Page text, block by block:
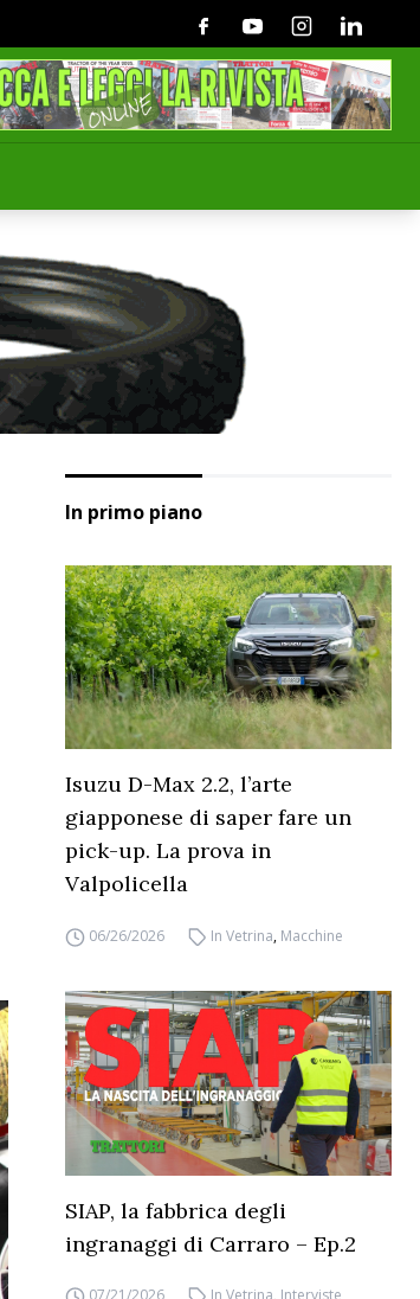
FacebookYoutubeInstagramLinkedin
In primo piano
Isuzu D-Max 2.2, l’arte
giapponese di saper fare un
pick-up. La prova in
Valpolicella
06/26/2026 In Vetrina, Macchine
SIAP, la fabbrica degli
ingranaggi di Carraro – Ep.2